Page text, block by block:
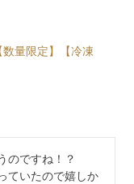
量限定】【冷凍
のですね！？
ていたので嬉しか